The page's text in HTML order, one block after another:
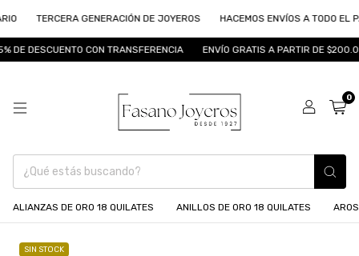
TERCERA GENERACIÓN DE JOYEROS HACEMOS ENVÍOS A TODO EL PAÍS
CON TRANSFERENCIA ENVÍO GRATIS A PARTIR DE $200.000
0
ALIANZAS DE ORO 18 QUILATES ANILLOS DE ORO 18 QUILATES
SIN STOCK